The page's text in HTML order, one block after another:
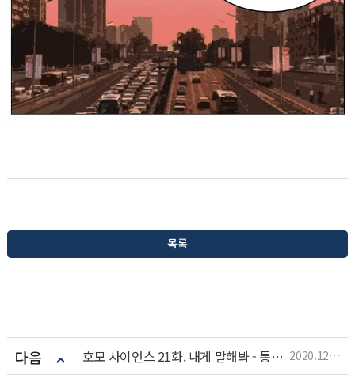
목록
다음 호모 사이언스 21화. 내게 말해봐 - 통번역기 2020.12.24